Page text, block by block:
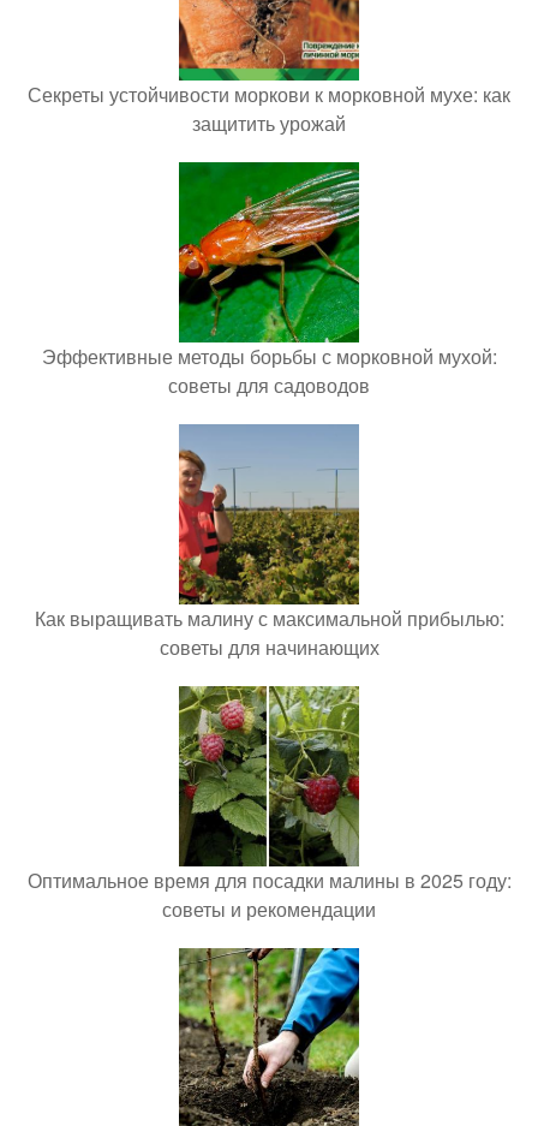
Секреты устойчивости моркови к морковной мухе: как
защитить урожай
Эффективные методы борьбы с морковной мухой:
советы для садоводов
Как выращивать малину с максимальной прибылью:
советы для начинающих
Оптимальное время для посадки малины в 2025 году:
советы и рекомендации